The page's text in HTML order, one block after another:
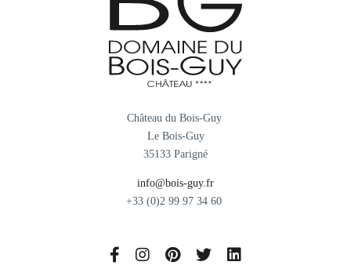
Château du Bois-Guy
Le Bois-Guy
35133 Parigné
info@bois-guy.fr
+33 (0)2 99 97 34 60